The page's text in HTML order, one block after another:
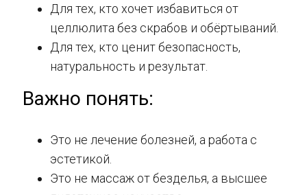
Для тех, кто хочет избавиться от
целлюлита без скрабов и обёртываний.
Для тех, кто ценит безопасность,
натуральность и результат.
Важно понять:
Это не лечение болезней, а работа с
эстетикой.
Это не массаж от безделья, а высшее